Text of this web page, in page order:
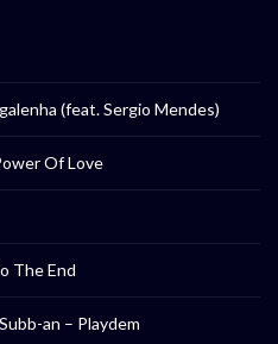
(feat. Sergio Mendes)
Of Love
The End
an – Playdem